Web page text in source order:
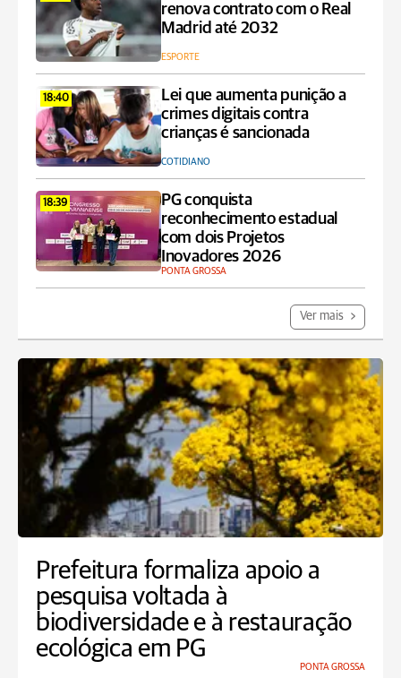
renova contrato com o Real
Madrid até 2032
ESPORTE
18:40
Lei que aumenta punição a
crimes digitais contra
crianças é sancionada
COTIDIANO
18:39
PG conquista
reconhecimento estadual
com dois Projetos
Inovadores 2026
PONTA GROSSA
Ver mais
Prefeitura formaliza apoio a
pesquisa voltada à
biodiversidade e à restauração
ecológica em PG
PONTA GROSSA